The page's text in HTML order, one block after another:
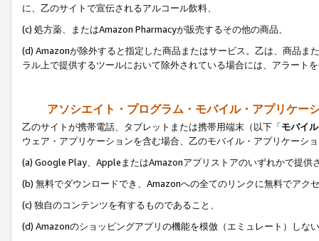
に、乙のサイトで宣伝されるアルコール飲料、
(c) 処方薬、またはAmazon Pharmacyが販売するその他の商品、
(d) Amazonが除外すると指定した商品またはサービス。乙は、商品ま
ラル上で提供するツールにおいて除外されている場合には、アラート
アソシエイト・プログラム・モバイル・アプリケー
乙のサイトが携帯電話、タブレットまたは携帯用端末（以下「モバイ
ウェア・アプリケーションを含む場合、乙のモバイル・アプリケーシ
(a) Google Play、AppleまたはAmazonアプリストアのいずれかで提供
(b) 無料でダウンロードでき、Amazonへの全てのリンクに無料でアク
(c) 独自のコンテンツを有するものであること、
(d) Amazonのショッピングアプリの機能を模倣（エミュレート）しな